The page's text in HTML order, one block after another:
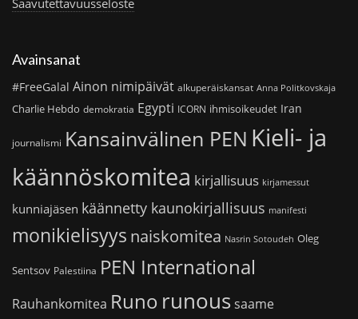
Avainsanat
#FreeGalal Ainon nimipäivät alkuperäiskansat Anna Politkovskaja
Charlie Hebdo demokratia Egypti ICORN ihmisoikeudet Iran
journalismi Kansainvälinen PEN Kieli- ja
käännöskomitea kirjallisuus kirjamessut
kunniajäsen käännetty kaunokirjallisuus manifesti
monikielisyys naiskomitea Nasrin Sotoudeh Oleg
Sentsov Palestiina PEN International
Rauhankomitea Runo runoussaame